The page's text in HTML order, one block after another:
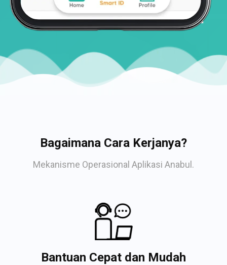
Bagaimana Cara Kerjanya?
Mekanisme Operasional Aplikasi Anabul.
Bantuan Cepat dan Mudah